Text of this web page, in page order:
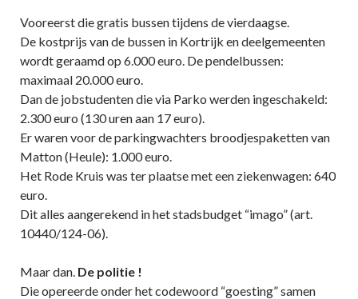
Vooreerst die gratis bussen tijdens de vierdaagse.
De kostprijs van de bussen in Kortrijk en deelgemeenten
wordt geraamd op 6.000 euro. De pendelbussen:
maximaal 20.000 euro.
Dan de jobstudenten die via Parko werden ingeschakeld:
2.300 euro (130 uren aan 17 euro).
Er waren voor de parkingwachters broodjespaketten van
Matton (Heule): 1.000 euro.
Het Rode Kruis was ter plaatse met een ziekenwagen: 640
euro.
Dit alles aangerekend in het stadsbudget “imago” (art.
10440/124-06).
Maar dan. De politie !
Die opereerde onder het codewoord “goesting” samen